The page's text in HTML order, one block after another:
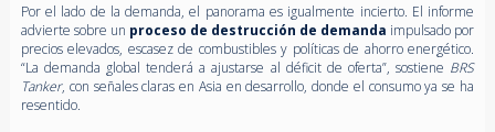
Por el lado de la demanda, el panorama es igualmente incierto. El informe
advierte sobre un proceso de destrucción de demanda impulsado por
precios elevados, escasez de combustibles y políticas de ahorro energético.
“La demanda global tenderá a ajustarse al déficit de oferta”, sostiene BRS
Tanker, con señales claras en Asia en desarrollo, donde el consumo ya se ha
resentido.